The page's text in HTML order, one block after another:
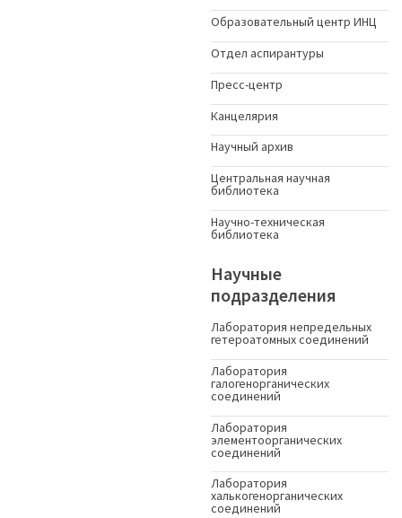
Образовательный центр ИНЦ
Отдел аспирантуры
Пресс-центр
Канцелярия
Научный архив
Центральная научная
библиотека
Научно-техническая
библиотека
Научные
подразделения
Лаборатория непредельных
гетероатомных соединений
Лаборатория
галогенорганических
соединений
Лаборатория
элементоорганических
соединений
Лаборатория
халькогенорганических
соединений